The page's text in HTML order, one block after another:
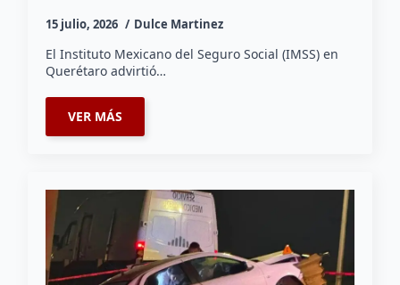
15 julio, 2026 Dulce Martinez
El Instituto Mexicano del Seguro Social (IMSS) en
Querétaro advirtió…
VER MÁS